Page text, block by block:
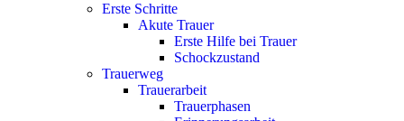
Erste Schritte
Akute Trauer
Erste Hilfe bei Trauer
Schockzustand
Trauerweg
Trauerarbeit
Trauerphasen